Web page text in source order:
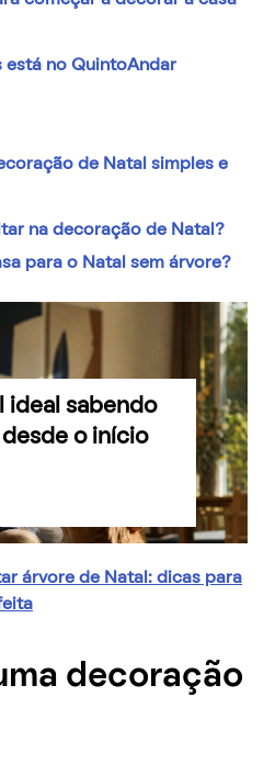
está no QuintoAndar
de Natal simples e
na decoração de Natal?
para o Natal sem árvore?
ideal sabendo
o início
árvore de Natal: dicas para
decoração